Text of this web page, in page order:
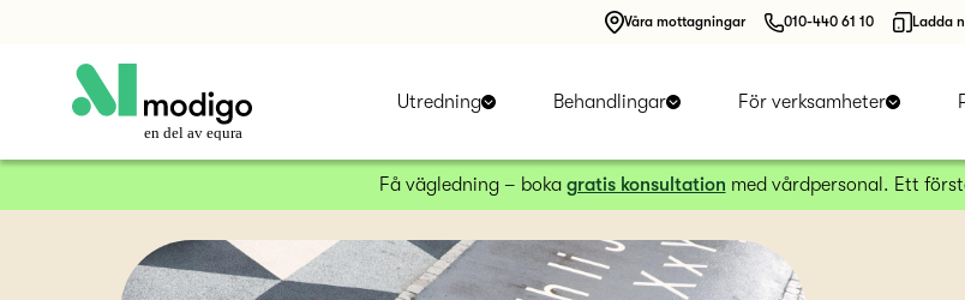
en del av equra
Utredning Behandlingar För verksamheter
Våra mottagningar 010-440 61 10 Ladda
Få vägledning – boka gratis konsultation med vårdpersonal. Ett